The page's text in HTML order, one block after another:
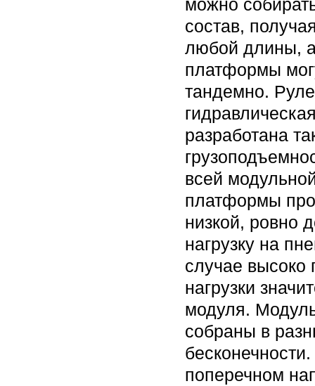
можно
состав,
любой длины,
платформы
тандемно.
разработана
всей
платформы
низкой, ровно
нагрузку на
случае
нагрузки
модуля.
собраны в
поперечном